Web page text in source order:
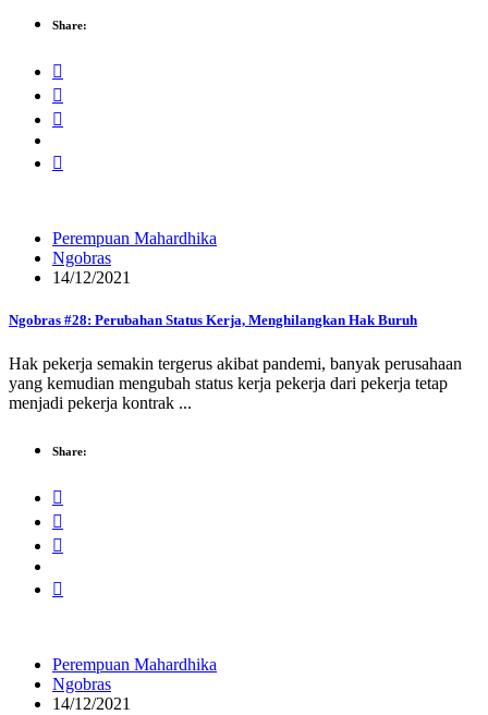
Share:
Perempuan Mahardhika
Ngobras
14/12/2021
Ngobras #28: Perubahan Status Kerja, Menghilangkan Hak Buruh
Hak pekerja semakin tergerus akibat pandemi, banyak perusahaan
yang kemudian mengubah status kerja pekerja dari pekerja tetap
menjadi pekerja kontrak ...
Share:
Perempuan Mahardhika
Ngobras
14/12/2021